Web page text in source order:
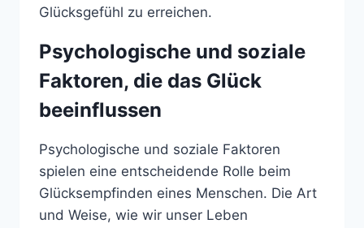
Glücksgefühl zu erreichen.
Psychologische und soziale
Faktoren, die das Glück
beeinflussen
Psychologische und soziale Faktoren
spielen eine entscheidende Rolle beim
Glücksempfinden eines Menschen. Die Art
und Weise, wie wir unser Leben